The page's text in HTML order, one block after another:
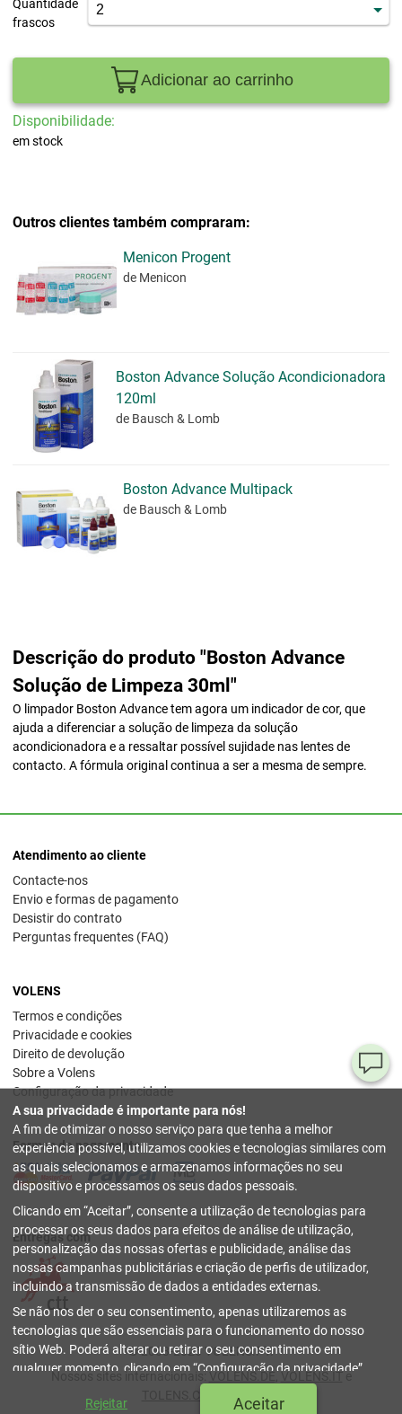
Quantidade
frascos
Adicionar ao carrinho
Disponibilidade:
em stock
Outros clientes também compraram:
Menicon Progent
de Menicon
Boston Advance Solução Acondicionadora
120ml
de Bausch & Lomb
Boston Advance Multipack
de Bausch & Lomb
Descrição do produto "Boston Advance
Solução de Limpeza 30ml"
O limpador Boston Advance tem agora um indicador de cor, que
ajuda a diferenciar a solução de limpeza da solução
acondicionadora e a ressaltar possível sujidade nas lentes de
contacto. A fórmula original continua a ser a mesma de sempre.
Atendimento ao cliente
Contacte-nos
Envio e formas de pagamento
Desistir do contrato
Perguntas frequentes (FAQ)
VOLENS
Termos e condições
Privacidade e cookies
Direito de devolução
Sobre a Volens
Configuração da privacidade
Formas de pagamento
Entregas com
© 2003-2026 VOLENS.PT.
Índice
A sua privacidade é importante para nós!
A fim de otimizar o nosso serviço para que tenha a melhor
experiência possível, utilizamos cookies e tecnologias similares com
as quais selecionamos e armazenamos informações no seu
dispositivo e processamos os seus dados pessoais.
Clicando em Aceitar , consente a utilização de tecnologias para
processar os seus dados para efeitos de análise de utilização,
personalização das nossas ofertas e publicidade, análise das
nossas campanhas publicitárias e criação de perfis de utilizador,
incluindo a transmissão de dados a entidades externas.
Se não nos der o seu consentimento, apenas utilizaremos as
tecnologias que são essenciais para o funcionamento do nosso
sítio Web. Poderá alterar ou retirar o seu consentimento em
qualquer momento, clicando em Configuração da privacidade
Pode encontrar mais informações na nossaPolítica de privacidade
Rejeitar Aceitar
ou